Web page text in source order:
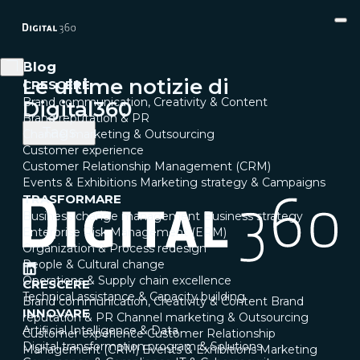
CRESCERE
Brand communication, Creativity & Content
Brand reputation & PR
Channel marketing & Outsourcing
Customer experience
Customer Relationship Management (CRM)
Events & Exhibitions Marketing strategy & Campaigns
TRASFORMARE
Business change management Business strategy
Enterprise Risk Management (ERM)
Organization & Process redesign
People & Cultural change
Operations & Supply chain excellence
Technical assistance & Capacity building
INNOVARE
Artificial Intelligence & Data
Digital transformation program & Solutions
Blog
Le ultime notizie di
Digital360
CRESCERE
Brand communication, Creativity & Content Brand
reputation & PR Channel marketing & Outsourcing
Customer experience Customer Relationship
Management (CRM) Events & Exhibitions Marketing